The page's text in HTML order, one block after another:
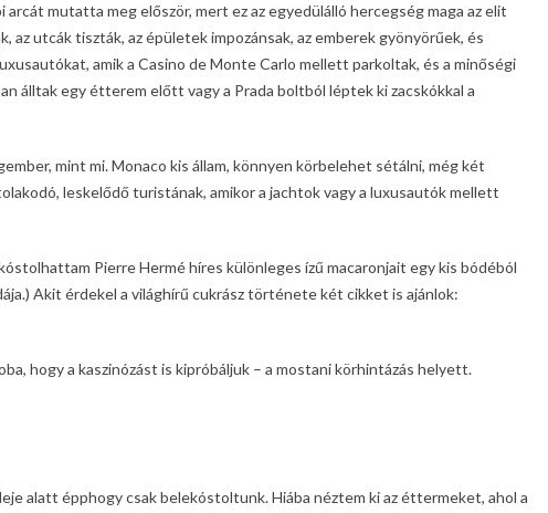
mutatta meg először, mert ez az egyedülálló hercegség maga az elit
az utcák tiszták, az épületek impozánsak, az emberek gyönyörűek, és
amik a Casino de Monte Carlo mellett parkoltak, és a minőségi
álltak egy étterem előtt vagy a Prada boltból léptek ki zacskókkal a
mint mi. Monaco kis állam, könnyen körbelehet sétálni, még két
leskelődő turistának, amikor a jachtok vagy a luxusautók mellett
Pierre Hermé híres különleges ízű macaronjait egy kis bódéból
Akit érdekel a világhírű cukrász története két cikket is ajánlok:
hogy a kaszinózást is kipróbáljuk – a mostani körhintázás helyett.
alatt épphogy csak belekóstoltunk. Hiába néztem ki az éttermeket, ahol a